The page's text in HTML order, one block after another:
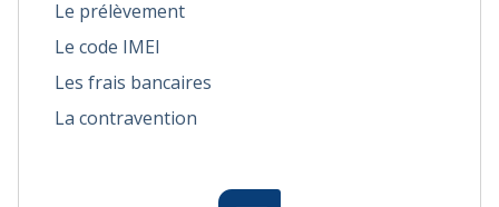
Le prélèvement
Le code IMEI
Les frais bancaires
La contravention